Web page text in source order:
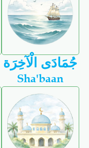
جُمَادَى الْآخِرَة
Sha'baan